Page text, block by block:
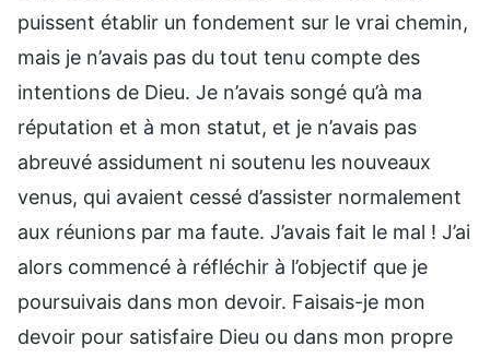
puissent établir un fondement sur le vrai chemin,
mais je n’avais pas du tout tenu compte des
intentions de Dieu. Je n’avais songé qu’à ma
réputation et à mon statut, et je n’avais pas
abreuvé assidument ni soutenu les nouveaux
venus, qui avaient cessé d’assister normalement
aux réunions par ma faute. J’avais fait le mal ! J’ai
alors commencé à réfléchir à l’objectif que je
poursuivais dans mon devoir. Faisais-je mon
devoir pour satisfaire Dieu ou dans mon propre